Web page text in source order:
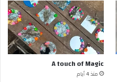
A touch of Magic
منذ 4 أيام